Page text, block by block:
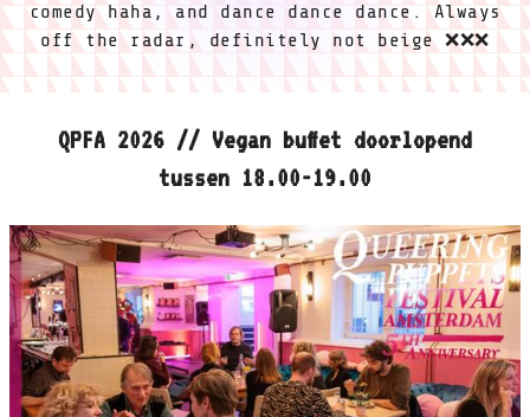
comedy haha, and dance dance dance. Always
off the radar, definitely not beige ❌❌❌
QPFA 2026 // Vegan buffet doorlopend
tussen 18.00-19.00